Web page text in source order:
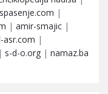
spasenje.com |
| amir-smajic |
asr.com |
| s-d-o.org | namaz.ba